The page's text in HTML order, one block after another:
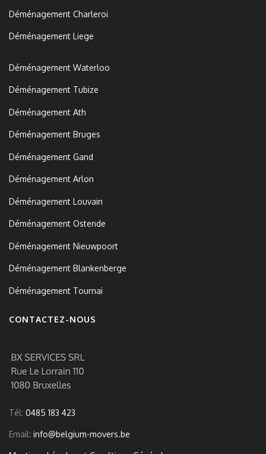
Déménagement Charleroi
Déménagement Liege
Déménagement Waterloo
Déménagement Tubize
Déménagement Ath
Déménagement Bruges
Déménagement Gand
Déménagement Arlon
Déménagement Louvain
Déménagement Ostende
Déménagement Nieuwpoort
Déménagement Blankenberge
Déménagement Tournai
CONTACTEZ-NOUS
Tél: 0485 183 423
Email: info@belgium-movers.be